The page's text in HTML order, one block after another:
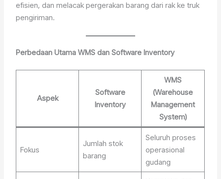
efisien, dan melacak pergerakan barang dari rak ke truk
pengiriman.
Perbedaan Utama WMS dan Software Inventory
Aspek
Software
Inventory
WMS
(Warehouse
Management
System)
Fokus
Jumlah stok
barang
Seluruh proses
operasional
gudang